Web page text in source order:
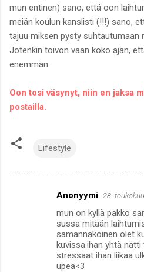
mun entinen) sano, että oon
meiän koulun kanslisti (!!!) sano,
tajuu miksen pysty suhtautumaan
Jotenkin toivon vaan koko ajan,
enemmän.
Oon tosi väsynyt, niin en jaksa
postailla.
Lifestyle
Anonyymi 28.
mun on kyllä pakko
sussa mitään
samannäköinen olet
kuvissa.ihan yhtä nätti
stressaat ihan liikaa
upea<3